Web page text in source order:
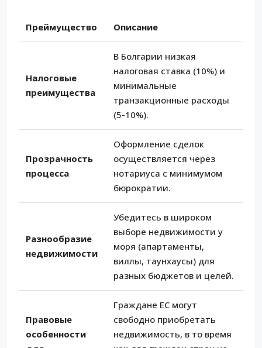
Преймущество Описание
Налоговые
преимущества
В Болгарии низкая
налоговая ставка (10%) и
минимальные
транзакционные расходы
(5-10%).
Прозрачность
процесса
Оформление сделок
осуществляется через
нотариуса с минимумом
бюрократии.
Разнообразие
недвижимости
Убедитесь в широком
выборе недвижимости у
моря (апартаменты,
виллы, таунхаусы) для
разных бюджетов и целей.
Правовые
особенности
Граждане ЕС могут
свободно приобретать
недвижимость, в то время